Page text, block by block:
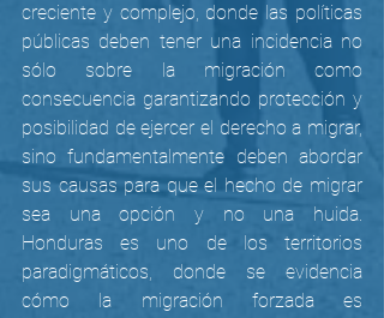
creciente y complejo, donde las políticas
públicas deben tener una incidencia no
sólo sobre la migración como
consecuencia garantizando protección y
posibilidad de ejercer el derecho a migrar,
sino fundamentalmente deben abordar
sus causas para que el hecho de migrar
sea una opción y no una huida.
Honduras es uno de los territorios
paradigmáticos, donde se evidencia
cómo la migración forzada es